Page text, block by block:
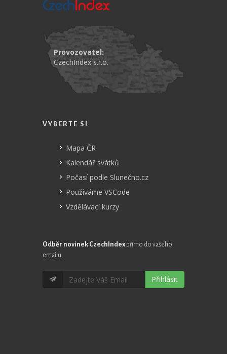
Provozovatel:
CzechIndex s.r.o.
VYBERTE SI
Mapa ČR
Kalendář svátků
Počasí podle Slunečno.cz
Používáme VSCode
Vzdělávací kurzy
Odběr novinek CzechIndex přímo do vašeho
emailu
Přihlásit